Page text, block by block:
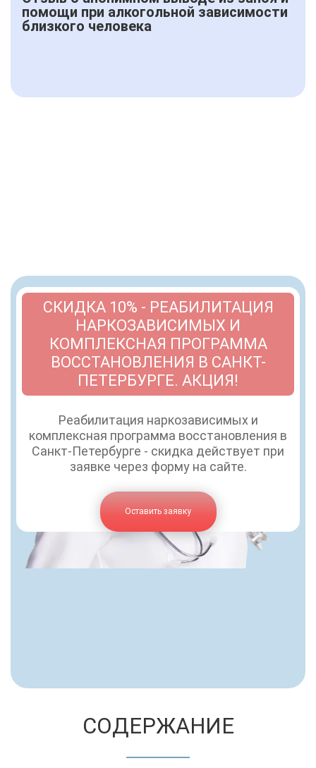
помощи при алкогольной зависимости
близкого человека
СКИДКА 10% - РЕАБИЛИТАЦИЯ
НАРКОЗАВИСИМЫХ И
КОМПЛЕКСНАЯ ПРОГРАММА
ВОССТАНОВЛЕНИЯ В САНКТ-
ПЕТЕРБУРГЕ. АКЦИЯ!
Реабилитация наркозависимых и
комплексная программа восстановления в
Санкт-Петербурге - скидка действует при
заявке через форму на сайте.
Оставить заявку
СОДЕРЖАНИЕ